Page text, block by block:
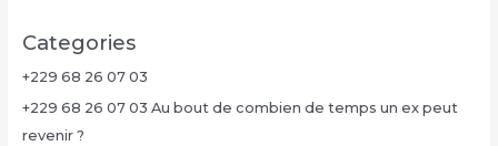
Categories
+229 68 26 07 03
+229 68 26 07 03 Au bout de combien de temps un ex peut
revenir ?